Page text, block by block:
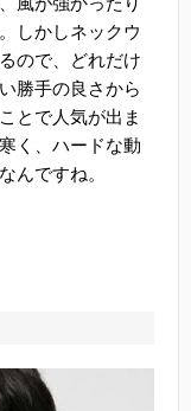
しかしネックウ
ので、どれだけ
勝手の良さから
とで人気が出ま
く、ハードな動
んですね。